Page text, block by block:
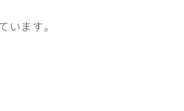
ます。